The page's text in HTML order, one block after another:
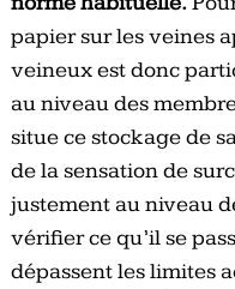
papier sur les veines
veineux est donc
au niveau des
situe ce stockage de
de la sensation de
justement au niveau
vérifier ce qu’il se
dépassent les limites